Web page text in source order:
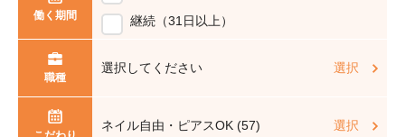
働く期間 継続（31日以上）
職種
選択してください 選択
ネイル自由・ピアスOK (57) 選択